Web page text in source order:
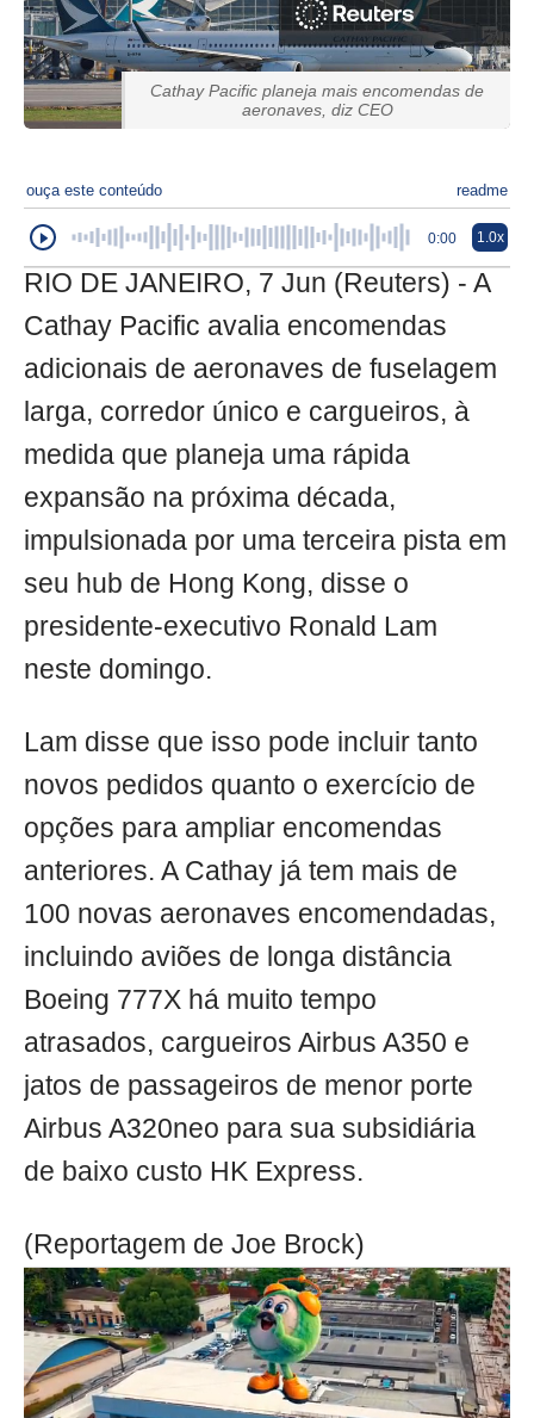
Cathay Pacific planeja mais encomendas de
aeronaves, diz CEO
ouça este conteúdo readme
0:00 1.0x
RIO DE JANEIRO, 7 Jun (Reuters) - A
Cathay Pacific avalia encomendas
adicionais de aeronaves de fuselagem
larga, corredor único e cargueiros, à
medida que planeja uma rápida
expansão na próxima década,
impulsionada por uma terceira pista em
seu hub de Hong Kong, disse o
presidente-executivo Ronald Lam
neste domingo.
Lam disse que isso pode incluir tanto
novos pedidos quanto o exercício de
opções para ampliar encomendas
anteriores. A Cathay já tem mais de
100 novas aeronaves encomendadas,
incluindo aviões de longa distância
Boeing 777X há muito tempo
atrasados, cargueiros Airbus A350 e
jatos de passageiros de menor porte
Airbus A320neo para sua subsidiária
de baixo custo HK Express.
(Reportagem de Joe Brock)